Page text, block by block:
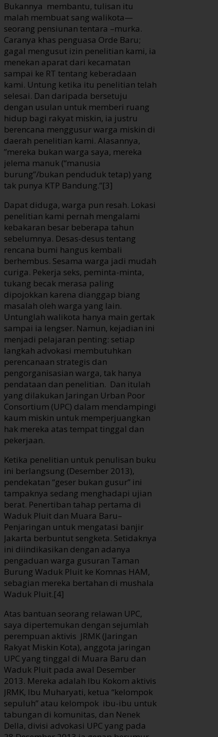
Bukannya membantu, tulisan itu
malah membuat sang walikota—
seorang pensiunan tentara –murka.
Caranya khas penguasa Orde Baru;
gagal mengusut izin penelitian kami, ia
menekan aparat dari kecamatan
sampai ke RT tentang keberadaan
kami. Untung ketika itu penelitian telah
selesai. Dan daripada bersetuju
dengan usulan untuk memberi ruang
hidup bagi rakyat miskin, ia justru
berencana menggusur warga miskin di
daerah penelitian kami. Alasannya,
”mereka bukan warga saya, mereka
jelema manuk (“manusia
burung”/bukan penduduk tetap) yang
tak punya KTP Bandung.”[3]
Dapat diduga, warga pun resah. Lokasi
penelitian kami pernah mengalami
kebakaran besar beberapa tahun
sebelumnya. Desas-desus tentang
rencana bumi hangus kembali
berhembus. Sesama warga jadi mudah
curiga. Pekerja seks, peminta-minta,
tukang becak merasa paling
dipojokkan karena dianggap biang
masalah oleh warga yang lain.
Untunglah walikota hanya main gertak
sampai ia lengser. Namun, kejadian ini
menjadi pelajaran penting: setiap
langkah advokasi membutuhkan
perencanaan strategis dan
pengorganisasian warga, tak hanya
pendataan dan penelitian. Dan itulah
yang dilakukan Jaringan Urban Poor
Consortium (UPC) dalam mendampingi
kaum miskin untuk memperjuangkan
hak mereka atas tempat tinggal dan
pekerjaan.
Ketika penelitian untuk penulisan buku
ini berlangsung (Desember 2013),
pendekatan “geser bukan gusur” ini
tampaknya sedang menghadapi ujian
berat. Penertiban tahap pertama di
Waduk Pluit dan Muara Baru–
Penjaringan untuk mengatasi banjir
Jakarta berbuntut sengketa. Setidaknya
ini diindikasikan dengan adanya
pengaduan warga gusuran Taman
Burung Waduk Pluit ke Komnas HAM,
sebagian mereka bertahan di mushala
Waduk Pluit.[4]
Atas bantuan seorang relawan UPC,
saya dipertemukan dengan sejumlah
perempuan aktivis JRMK (Jaringan
Rakyat Miskin Kota), anggota jaringan
UPC yang tinggal di Muara Baru dan
Waduk Pluit pada awal Desember
2013. Mereka adalah Ibu Kokom aktivis
JRMK, Ibu Muharyati, ketua “kelompok
sepuluh” atau kelompok ibu-ibu untuk
tabungan di komunitas, dan Nenek
Della, divisi advokasi UPC yang pada